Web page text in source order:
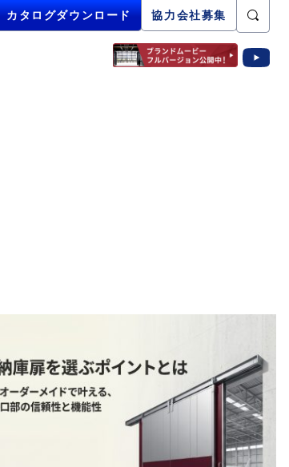
カタログダウンロード 協力会社募集
カタログダウンロード